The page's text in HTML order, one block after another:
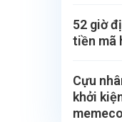
52 giờ
tiền mã
Cựu
khởi